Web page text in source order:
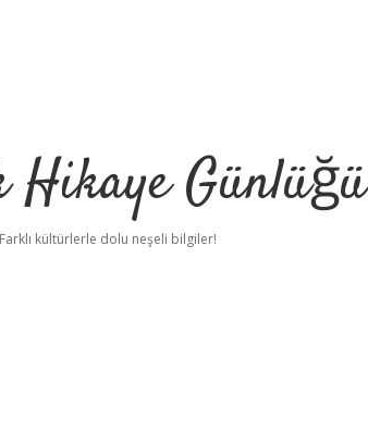
Hikaye Günlüğü
Farklı kültürlerle dolu neşeli bilgiler!